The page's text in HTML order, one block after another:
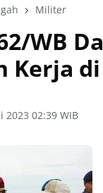
Militer
WB
Kerja di
2023 02:39 WIB